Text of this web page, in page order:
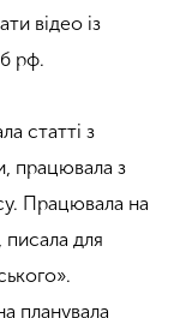
відео із
рф.
статті з
працювала з
Працювала на
для
планувала